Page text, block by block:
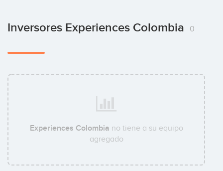
Inversores Experiences Colombia 0
Experiences Colombia no tiene a su equipo
agregado